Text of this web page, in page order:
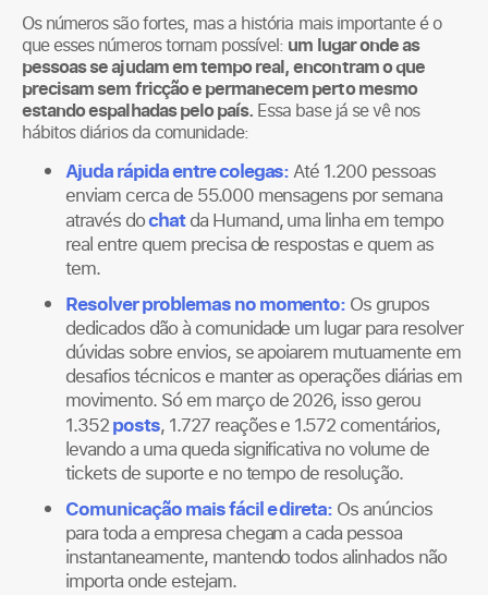
Os números são fortes, mas a história mais importante é o
que esses números tornam possível: um lugar onde as
pessoas se ajudam em tempo real, encontram o que
precisam sem fricção e permanecem perto mesmo
estando espalhadas pelo país. Essa base já se vê nos
hábitos diários da comunidade:
Ajuda rápida entre colegas:Até 1.200 pessoas
enviam cerca de 55.000 mensagens por semana
através dochatda Humand, uma linha em tempo
real entre quem precisa de respostas e quem as
tem.
Resolver problemas no momento: Os grupos
dedicados dão à comunidade um lugar para resolver
dúvidas sobre envios, se apoiarem mutuamente em
desafios técnicos e manter as operações diárias em
movimento. Só em março de 2026, isso gerou
1.352posts, 1.727 reações e 1.572 comentários,
levando a uma queda significativa no volume de
tickets de suporte e no tempo de resolução.
Comunicação mais fácil e direta: Os anúncios
para toda a empresa chegam a cada pessoa
instantaneamente, mantendo todos alinhados não
importa onde estejam.